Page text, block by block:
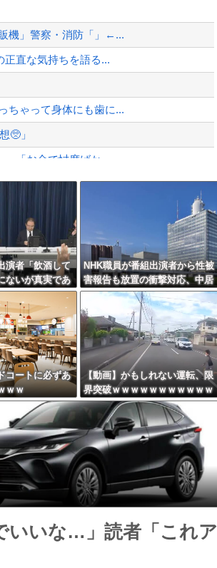
情が急増
交う。1週間ぶり...
機」警察・消防「」←...
正直な気持ちを語る...
ちゃって身体にも歯に...
🥺」
「お金で忖度ばか...
ｗｗ
する」
韓国の反応
！
Powered by livedoor 相互RSS
演者「飲酒して
ないが真実であ
」 NHK職員が
害
NHK職員が番組出演者から性被
害報告も放置の衝撃対応、中居
正広と国分太一の事例もNHKは
「加害者を守る」のか、指摘さ
れる“隠蔽体質”
コートに必ずあ
ｗｗ
【動画】かもしれない運転、限
界突破ｗｗｗｗｗｗｗｗｗｗｗ
ｗｗｗｗｗｗ
いいな…」読者「これア